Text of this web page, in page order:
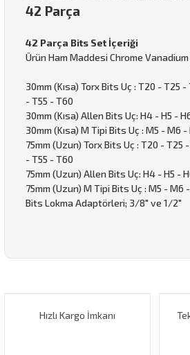
42 Parça
42 Parça Bits Set İçeriği
Ürün Ham Maddesi Chrome
30mm (Kısa) Torx Bits Uç : T20 - T25
- T55 - T60
30mm (Kısa) Allen Bits Uç: H4 - H5 -
30mm (Kısa) M Tipi Bits Uç : M5 - M6
75mm (Uzun) Torx Bits Uç : T20 - T25
- T55 - T60
75mm (Uzun) Allen Bits Uç: H4 - H5 -
75mm (Uzun) M Tipi Bits Uç : M5 - M6
Bits Lokma Adaptörleri; 3/8" ve 1/2"
Görüş ve önerileriniz için teşekkür
Hızlı Kargo İmkanı